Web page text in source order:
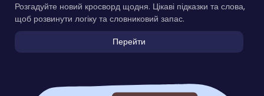
Розгадуйте новий кросворд щодня. Цікаві підказки та слова,
щоб розвинути логіку та словниковий запас.
Перейти